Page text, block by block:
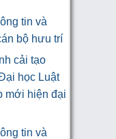
tin và
bộ hưu trí
cải tạo
học Luật
mới hiện đại
tin và